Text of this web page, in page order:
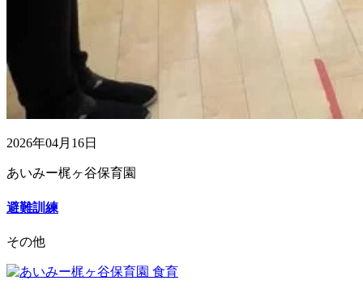
2026年04月16日
あいみー梶ヶ谷保育園
避難訓練
その他